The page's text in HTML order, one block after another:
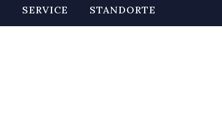
SERVICE STANDORTE